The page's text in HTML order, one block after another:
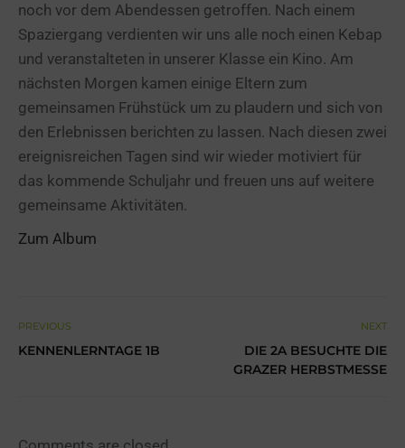
noch vor dem Abendessen getroffen. Nach einem
Spaziergang verdienten wir uns alle noch einen Kebap
und veranstalteten in unserer Klasse ein Kino. Am
nächsten Morgen kamen einige Eltern zum
gemeinsamen Frühstück um zu plaudern und sich von
den Erlebnissen berichten zu lassen. Nach diesen zwei
ereignisreichen Tagen sind wir wieder motiviert für
das kommende Schuljahr und freuen uns auf weitere
gemeinsame Aktivitäten.
Zum Album
PREVIOUS
KENNENLERNTAGE 1B
NEXT
DIE 2A BESUCHTE DIE
GRAZER HERBSTMESSE